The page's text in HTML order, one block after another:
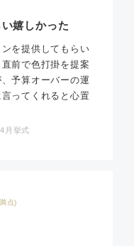
嬉しかった
を提供してもらい
前で色打掛を提案
予算オーバーの運
ってくれると心置
月挙式
点)